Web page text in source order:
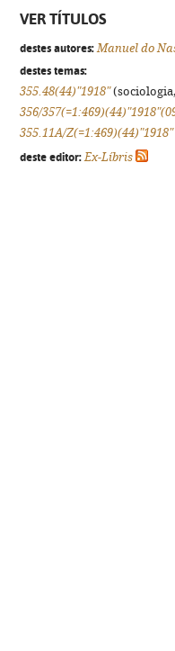
VER TÍTULOS
destes autores: Manuel do
destes temas:
355.48(44)"1918"
356/
355.11A/Z(=1:469)(44)"1918"
deste editor: Ex-Líbris